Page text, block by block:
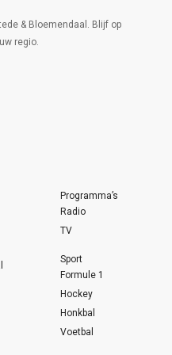
& Bloemendaal. Blijf op
regio.
Programma’s
Radio
TV
Sport
Formule 1
Hockey
Honkbal
Voetbal